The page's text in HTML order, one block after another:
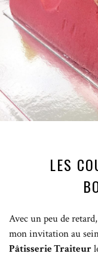
LES
Avec un peu de
mon invitation au
Pâtisserie Traiteur